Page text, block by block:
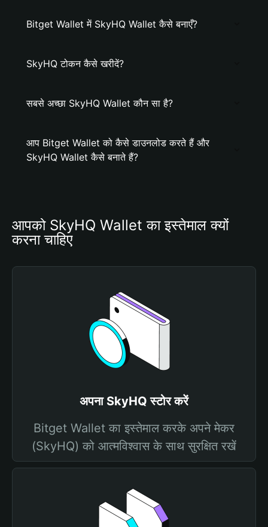
Bitget Wallet में SkyHQ Wallet कैसे बनाएँ?
SkyHQ टोकन कैसे खरीदें?
सबसे अच्छा SkyHQ Wallet कौन सा है?
आप Bitget Wallet को कैसे डाउनलोड करते हैं और
SkyHQ Wallet कैसे बनाते हैं?
आपको SkyHQ Wallet का इस्तेमाल क्यों
करना चाहिए
अपना SkyHQ स्टोर करें
Bitget Wallet का इस्तेमाल करके अपने मेकर
(SkyHQ) को आत्मविश्वास के साथ सुरक्षित रखें